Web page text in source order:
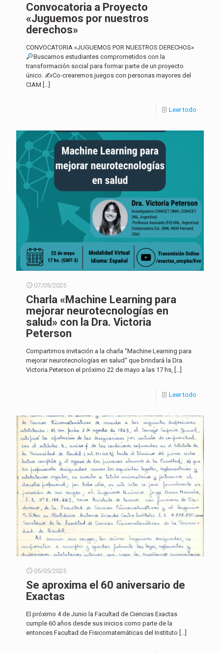
Convocatoria a Proyecto
«Juguemos por nuestros
derechos»
CONVOCATORIA «JUGUEMOS POR NUESTROS DERECHOS»
Buscamos estudiantes comprometidos con la
transformación social para formar parte de un proyecto
único. ✍Co-crearemos juegos con personas mayores del
CIAM
Leer todo
07/05/2025
Charla «Machine Learning para
mejorar neurotecnologías en
salud» con la Dra. Victoria
Peterson
Compartimos invitación a la charla “Machine Learning para
mejorar neurotecnologías en salud“ que brindará la Dra.
Victoria Peterson el próximo 22 de mayo a las 17 hs, […]
Leer todo
05/05/2025
Se aproxima el 60 aniversario de
Exactas
El próximo 4 de Junio la Facultad de Ciencias Exactas
cumple 60 años desde sus inicios como parte de la
entonces Facultad de Fisicomatemáticas del Instituto